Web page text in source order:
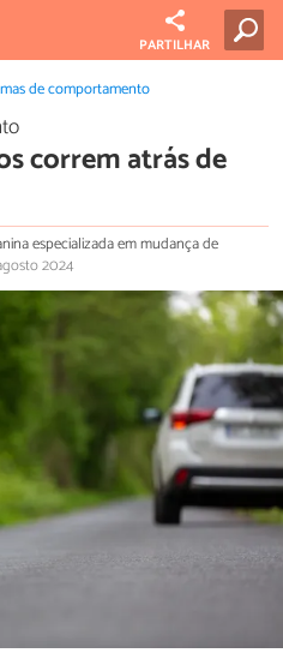
PARTILHAR
de comportamento
correm atrás de
especializada em mudança de
2024